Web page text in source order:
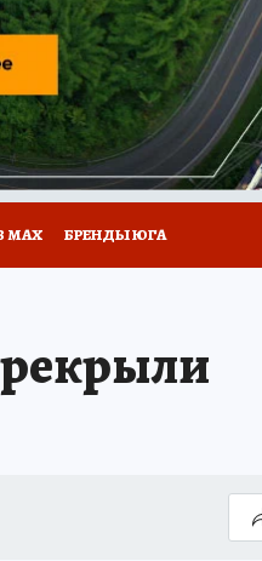
РЕКЛАМА
МАХ БРЕНДЫ ЮГА